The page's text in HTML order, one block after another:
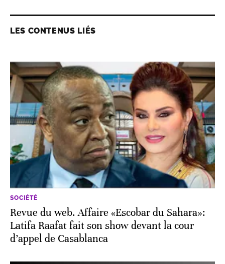
LES CONTENUS LIÉS
SOCIÉTÉ
Revue du web. Affaire «Escobar du Sahara»:
Latifa Raafat fait son show devant la cour
d’appel de Casablanca